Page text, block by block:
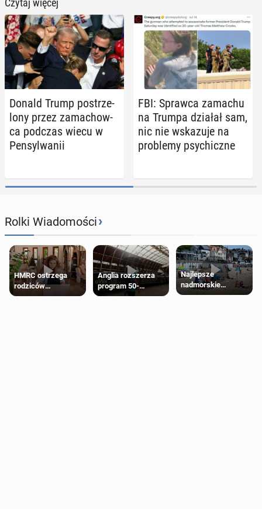
Donald Trump po­strze­
lo­ny przez za­ma­chow­
ca podczas wiecu w
Pen­syl­wa­nii
FBI: Sprawca zamachu
na Trumpa działał sam,
nic nie wska­zu­je na
pro­ble­my psy­chicz­ne
Rolki Wiadomości›
HMRC ostrzega
rodziców
pobierających Child
Anglia rozszerza
program 50-
procentowych
Najlepsze
nadmorskie
miasteczko blisko